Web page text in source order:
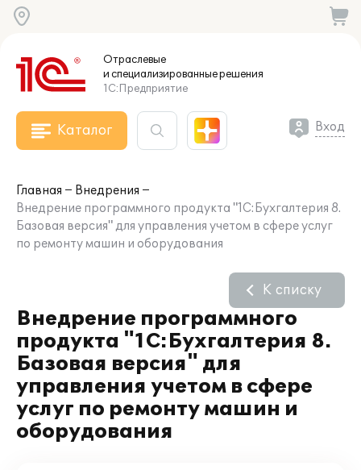
Отраслевые
и специализированныерешения
1С:Предприятие
Каталог Вход
Главная
Внедрения
Внедрение программного продукта "1С:Бухгалтерия 8.
Базовая версия" для управления учетом в сфере услуг
по ремонту машин и оборудования
Внедрение программного
продукта "1С:Бухгалтерия 8.
Базовая версия" для
управления учетом в сфере
услуг по ремонту машин и
оборудования
К списку